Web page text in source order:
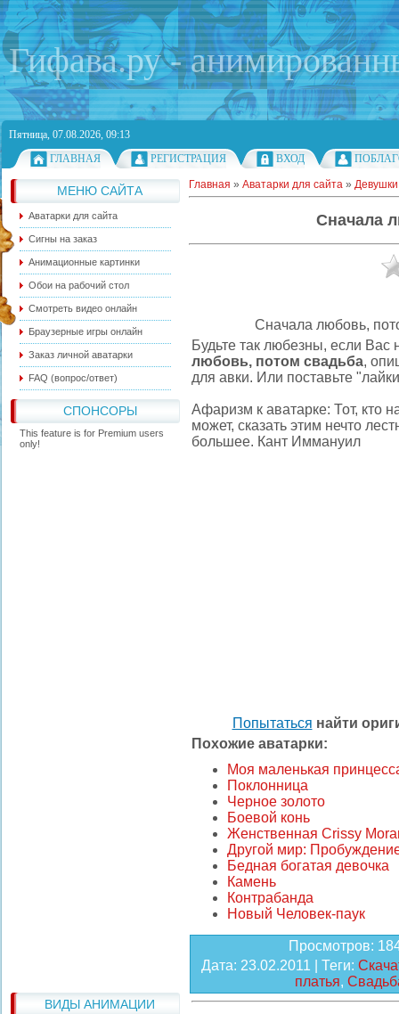
Гифава.ру -
Пятница, 07.08.2026, 09:13
ГЛАВНАЯ
РЕГИСТРАЦИЯ ВХОД
МЕНЮ САЙТА
Аватарки для сайта
Сигны на заказ
Анимационные картинки
Обои на рабочий стол
Смотреть видео онлайн
Браузерные игры онлайн
Заказ личной аватарки
FAQ (вопрос/ответ)
СПОНСОРЫ
This feature is for Premium users
only!
ВИДЫ АНИМАЦИИ
Главная » Аватарки для сайта »
Сначала
Сначала любовь,
Будьте так любезны, если Вас
любовь, потом свадьба,
для авки. Или поставьте
Афаризм к аватарке: Тот, кто
может, сказать этим нечто
большее. Кант Иммануил
Попытаться найти
Похожие аватарки:
Моя маленькая
Поклонница
Черное золото
Боевой конь
Женственная Crissy
Другой мир:
Бедная богатая девочка
Камень
Контрабанда
Новый Человек-паук
Просмотров:
Дата: 23.02.2011 | Теги:
платья,